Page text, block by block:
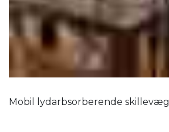
Mobil lydarbsorberende skillevæg